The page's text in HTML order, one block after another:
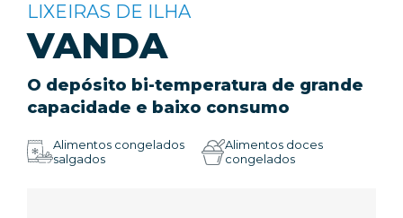
LIXEIRAS DE ILHA
VANDA
O depósito bi-temperatura de grande
capacidade e baixo consumo
Alimentos congelados
salgados
Alimentos doces
congelados